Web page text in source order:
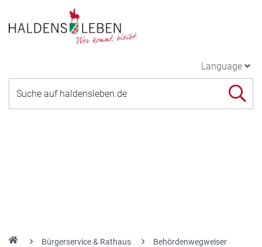
Language
Bürgerservice & Rathaus Behördenwegweiser